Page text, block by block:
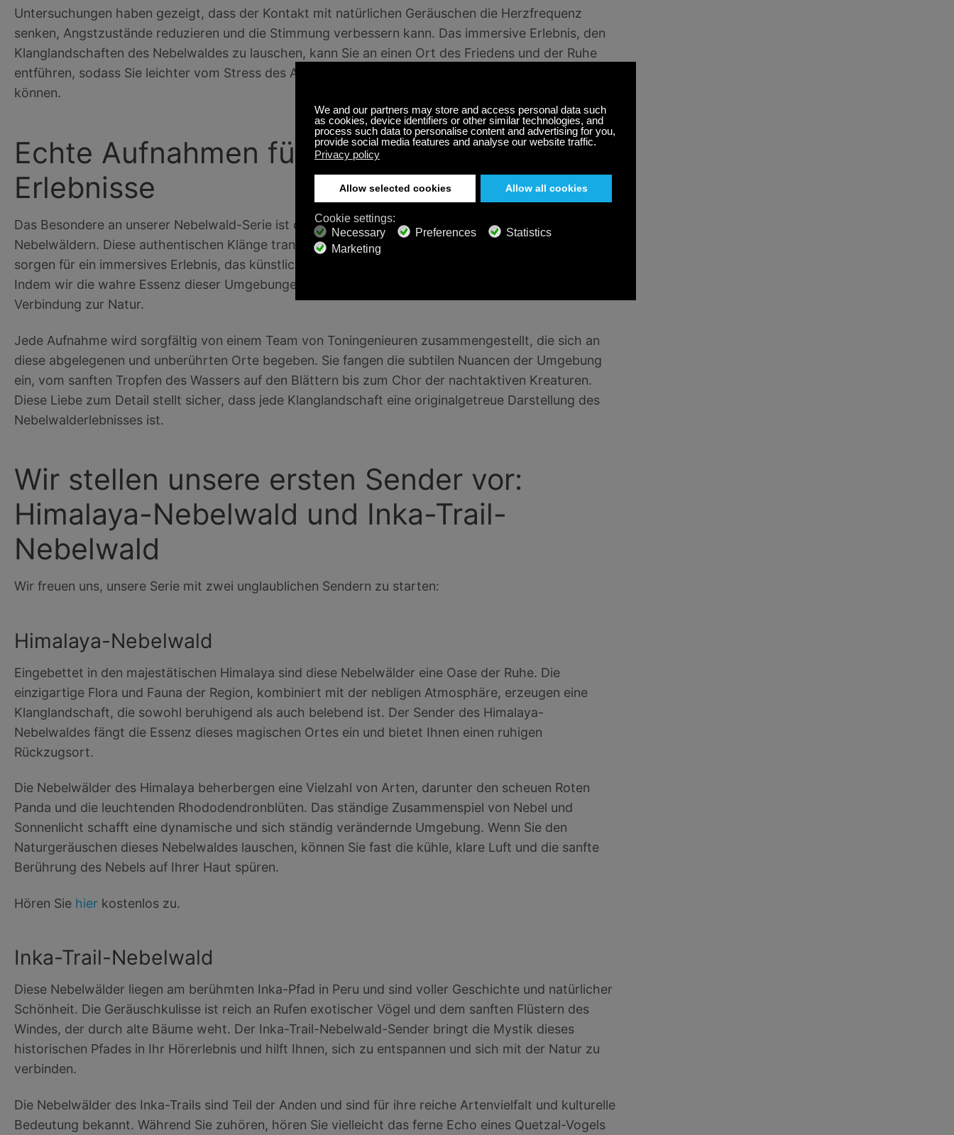
Untersuchungen haben gezeigt, dass der Kontakt mit natürlichen Geräuschen die Herzfrequenz
senken, Angstzustände reduzieren und die Stimmung verbessern kann. Das immersive Erlebnis, den
Klanglandschaften des Nebelwaldes zu lauschen, kann Sie an einen Ort des Friedens und der Ruhe
entführen, sodass Sie leichter vom Stress des Alltags abschalten und einen Moment der Ruhe finden
können.
Echte Aufnahmen für authentische
Erlebnisse
Das Besondere an unserer Nebelwald-Serie ist die Verwendung echter Aufnahmen aus echten
Nebelwäldern. Diese authentischen Klänge transportieren Sie direkt zu diesen ruhigen Orten und
sorgen für ein immersives Erlebnis, das künstliche Klanglandschaften einfach nicht erreichen können.
Indem wir die wahre Essenz dieser Umgebungen einfangen, bieten wir den Zuhörern eine echte
Verbindung zur Natur.
Jede Aufnahme wird sorgfältig von einem Team von Toningenieuren zusammengestellt, die sich an
diese abgelegenen und unberührten Orte begeben. Sie fangen die subtilen Nuancen der Umgebung
ein, vom sanften Tropfen des Wassers auf den Blättern bis zum Chor der nachtaktiven Kreaturen.
Diese Liebe zum Detail stellt sicher, dass jede Klanglandschaft eine originalgetreue Darstellung des
Nebelwalderlebnisses ist.
Wir stellen unsere ersten Sender vor:
Himalaya-Nebelwald und Inka-Trail-
Nebelwald
Wir freuen uns, unsere Serie mit zwei unglaublichen Sendern zu starten:
Himalaya-Nebelwald
Eingebettet in den majestätischen Himalaya sind diese Nebelwälder eine Oase der Ruhe. Die
einzigartige Flora und Fauna der Region, kombiniert mit der nebligen Atmosphäre, erzeugen eine
Klanglandschaft, die sowohl beruhigend als auch belebend ist. Der Sender des Himalaya-
Nebelwaldes fängt die Essenz dieses magischen Ortes ein und bietet Ihnen einen ruhigen
Rückzugsort.
Die Nebelwälder des Himalaya beherbergen eine Vielzahl von Arten, darunter den scheuen Roten
Panda und die leuchtenden Rhododendronblüten. Das ständige Zusammenspiel von Nebel und
Sonnenlicht schafft eine dynamische und sich ständig verändernde Umgebung. Wenn Sie den
Naturgeräuschen dieses Nebelwaldes lauschen, können Sie fast die kühle, klare Luft und die sanfte
Berührung des Nebels auf Ihrer Haut spüren.
Hören Sie hier kostenlos zu.
Inka-Trail-Nebelwald
Diese Nebelwälder liegen am berühmten Inka-Pfad in Peru und sind voller Geschichte und natürlicher
Schönheit. Die Geräuschkulisse ist reich an Rufen exotischer Vögel und dem sanften Flüstern des
Windes, der durch alte Bäume weht. Der Inka-Trail-Nebelwald-Sender bringt die Mystik dieses
historischen Pfades in Ihr Hörerlebnis und hilft Ihnen, sich zu entspannen und sich mit der Natur zu
verbinden.
Die Nebelwälder des Inka-Trails sind Teil der Anden und sind für ihre reiche Artenvielfalt und kulturelle
Bedeutung bekannt. Während Sie zuhören, hören Sie vielleicht das ferne Echo eines Quetzal-Vogels